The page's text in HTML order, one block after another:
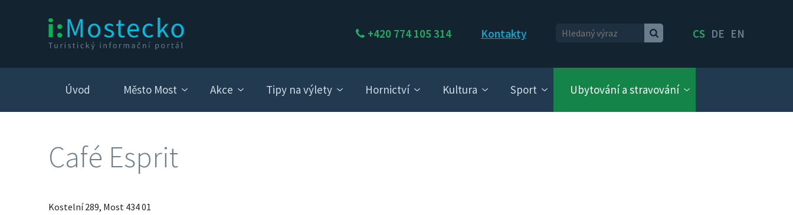
+420 774 105 314 Kontakty CS DE EN
Úvod Město Most Akce Tipy na výlety Hornictví Kultura Sport Ubytování a stravování
Café Esprit
Kostelní 289, Most 434 01